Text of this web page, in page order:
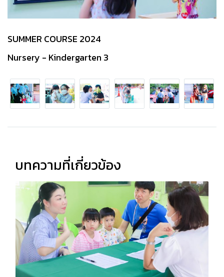
SUMMER COURSE 2024
Nursery - Kindergarten 3
บทความที่เกี่ยวข้อง